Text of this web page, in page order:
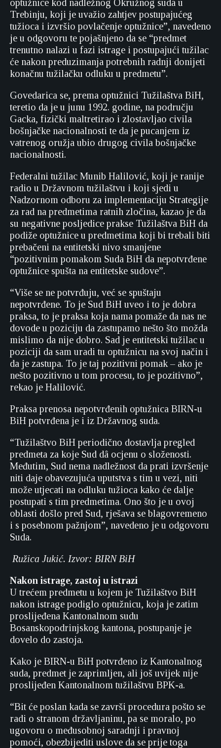
optužnice kod nadležnog Okružnog suda u
Trebinju, koji je uvažio zahtjev postupajućeg
tužioca i izvršio povlačenje optužnice”, navedeno
je u odgovoru te pojašnjeno da se “predmet
trenutno nalazi u fazi istrage i postupajući tužilac
će nakon preduzimanja potrebnih radnji donijeti
konačnu tužilačku odluku u predmetu”.
Govedarica se, prema optužnici Tužilaštva BiH,
teretio da je u junu 1992. godine, na području
Gacka, fizički maltretirao i zlostavljao civila
bošnjačke nacionalnosti te da je pucanjem iz
vatrenog oružja ubio drugog civila bošnjačke
nacionalnosti.
Federalni tužilac Munib Halilović, koji je ranije
radio u Državnom tužilaštvu i koji sjedi u
Nadzornom odboru za implementaciju Strategije
za rad na predmetima ratnih zločina, kazao je da
su negativne posljedice prakse Tužilaštva BiH da
podiže optužnice u predmetima koji bi trebali biti
prebačeni na entitetski nivo smanjene
“pozitivnim pomakom Suda BiH da nepotvrđene
optužnice spušta na entitetske sudove”.
“Više se ne potvrđuju, već se spuštaju
nepotvrđene. To je Sud BiH uveo i to je dobra
praksa, to je praksa koja nama pomaže da nas ne
dovode u poziciju da zastupamo nešto što možda
mislimo da nije dobro. Sad je entitetski tužilac u
poziciji da sam uradi tu optužnicu na svoj način i
da je zastupa. To je taj pozitivni pomak – ako je
nešto pozitivno u tom procesu, to je pozitivno”,
rekao je Halilović.
Praksa prenosa nepotvrđenih optužnica BIRN-u
BiH potvrđena je i iz Državnog suda.
“Tužilaštvo BiH periodično dostavlja pregled
predmeta za koje Sud dâ ocjenu o složenosti.
Međutim, Sud nema nadležnost da prati izvršenje
niti daje obavezujuća uputstva s tim u vezi, niti
može utjecati na odluku tužioca kako će dalje
postupati s tim predmetima. Ono što je u ovoj
oblasti došlo pred Sud, rješava se blagovremeno
i s posebnom pažnjom”, navedeno je u odgovoru
Suda.
Ružica Jukić. Izvor: BIRN BiH
Nakon istrage, zastoj u istrazi
U trećem predmetu u kojem je Tužilaštvo BiH
nakon istrage podiglo optužnicu, koja je zatim
proslijeđena Kantonalnom sudu
Bosanskopodrinjskog kantona, postupanje je
dovelo do zastoja.
Kako je BIRN-u BiH potvrđeno iz Kantonalnog
suda, predmet je zaprimljen, ali još uvijek nije
proslijeđen Kantonalnom tužilaštvu BPK-a.
“Bit će poslan kada se završi procedura pošto se
radi o stranom državljaninu, pa se moralo, po
ugovoru o međusobnoj saradnji i pravnoj
pomoći, obezbijediti uslove da se prije toga